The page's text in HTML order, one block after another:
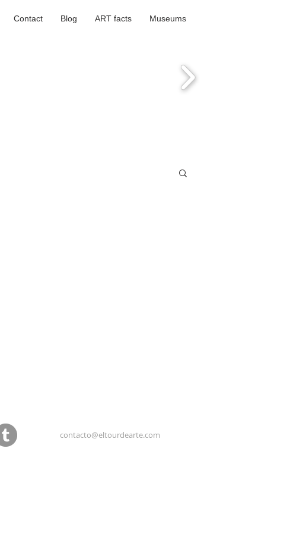
Contact Blog ART facts Museums
contacto@eltourdearte.com